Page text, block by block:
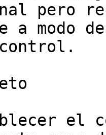
pero
a modo
el